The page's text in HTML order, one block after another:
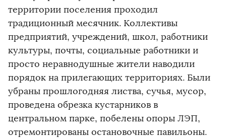
территории поселения проходил
традиционный месячник. Коллективы
предприятий, учреждений, школ, работники
культуры, почты, социальные работники и
просто неравнодушные жители наводили
порядок на прилегающих территориях. Были
убраны прошлогодняя листва, сучья, мусор,
проведена обрезка кустарников в
центральном парке, побелены опоры ЛЭП,
отремонтированы остановочные павильоны.